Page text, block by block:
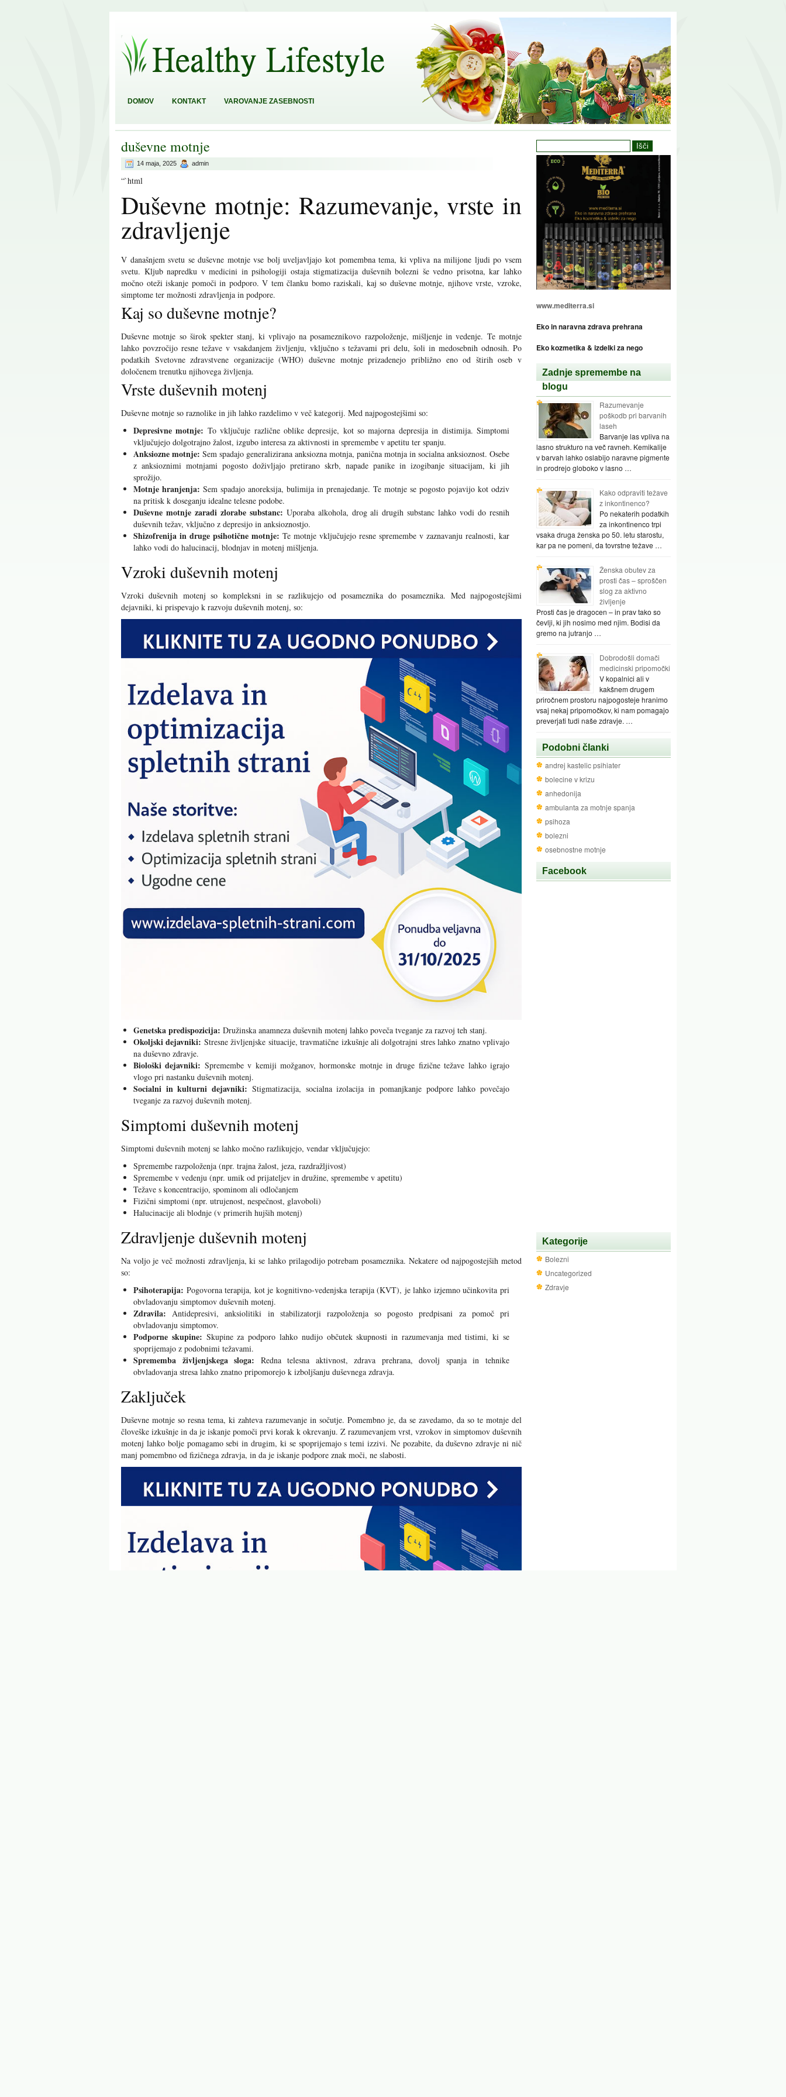
DOMOV KONTAKT VAROVANJE ZASEBNOSTI
duševne motnje
14 maja, 2025 admin
“`html
Duševne motnje: Razumevanje, vrste in
zdravljenje
V današnjem svetu se duševne motnje vse bolj uveljavljajo kot pomembna tema, ki vpliva na milijone ljudi po vsem
svetu. Kljub napredku v medicini in psihologiji ostaja stigmatizacija duševnih bolezni še vedno prisotna, kar lahko
močno oteži iskanje pomoči in podporo. V tem članku bomo raziskali, kaj so duševne motnje, njihove vrste, vzroke,
simptome ter možnosti zdravljenja in podpore.
Kaj so duševne motnje?
Duševne motnje so širok spekter stanj, ki vplivajo na posameznikovo razpoloženje, mišljenje in vedenje. Te motnje
lahko povzročijo resne težave v vsakdanjem življenju, vključno s težavami pri delu, šoli in medosebnih odnosih. Po
podatkih Svetovne zdravstvene organizacije (WHO) duševne motnje prizadenejo približno eno od štirih oseb v
določenem trenutku njihovega življenja.
Vrste duševnih motenj
Duševne motnje so raznolike in jih lahko razdelimo v več kategorij. Med najpogostejšimi so:
Depresivne motnje: To vključuje različne oblike depresije, kot so majorna depresija in distimija. Simptomi
vključujejo dolgotrajno žalost, izgubo interesa za aktivnosti in spremembe v apetitu ter spanju.
Anksiozne motnje: Sem spadajo generalizirana anksiozna motnja, panična motnja in socialna anksioznost. Osebe
z anksioznimi motnjami pogosto doživljajo pretirano skrb, napade panike in izogibanje situacijam, ki jih
sprožijo.
Motnje hranjenja: Sem spadajo anoreksija, bulimija in prenajedanje. Te motnje se pogosto pojavijo kot odziv
na pritisk k doseganju idealne telesne podobe.
Duševne motnje zaradi zlorabe substanc: Uporaba alkohola, drog ali drugih substanc lahko vodi do resnih
duševnih težav, vključno z depresijo in anksioznostjo.
Shizofrenija in druge psihotične motnje: Te motnje vključujejo resne spremembe v zaznavanju realnosti, kar
lahko vodi do halucinacij, blodnjav in motenj mišljenja.
Vzroki duševnih motenj
Vzroki duševnih motenj so kompleksni in se razlikujejo od posameznika do posameznika. Med najpogostejšimi
dejavniki, ki prispevajo k razvoju duševnih motenj, so:
Genetska predispozicija: Družinska anamneza duševnih motenj lahko poveča tveganje za razvoj teh stanj.
Okoljski dejavniki: Stresne življenjske situacije, travmatične izkušnje ali dolgotrajni stres lahko znatno vplivajo
na duševno zdravje.
Biološki dejavniki: Spremembe v kemiji možganov, hormonske motnje in druge fizične težave lahko igrajo
vlogo pri nastanku duševnih motenj.
Socialni in kulturni dejavniki: Stigmatizacija, socialna izolacija in pomanjkanje podpore lahko povečajo
tveganje za razvoj duševnih motenj.
Simptomi duševnih motenj
Simptomi duševnih motenj se lahko močno razlikujejo, vendar vključujejo:
Spremembe razpoloženja (npr. trajna žalost, jeza, razdražljivost)
Spremembe v vedenju (npr. umik od prijateljev in družine, spremembe v apetitu)
Težave s koncentracijo, spominom ali odločanjem
Fizični simptomi (npr. utrujenost, nespečnost, glavoboli)
Halucinacije ali blodnje (v primerih hujših motenj)
Zdravljenje duševnih motenj
Na voljo je več možnosti zdravljenja, ki se lahko prilagodijo potrebam posameznika. Nekatere od najpogostejših metod
so:
Psihoterapija: Pogovorna terapija, kot je kognitivno-vedenjska terapija (KVT), je lahko izjemno učinkovita pri
obvladovanju simptomov duševnih motenj.
Zdravila: Antidepresivi, anksiolitiki in stabilizatorji razpoloženja so pogosto predpisani za pomoč pri
obvladovanju simptomov.
Podporne skupine: Skupine za podporo lahko nudijo občutek skupnosti in razumevanja med tistimi, ki se
spoprijemajo z podobnimi težavami.
Sprememba življenjskega sloga: Redna telesna aktivnost, zdrava prehrana, dovolj spanja in tehnike
obvladovanja stresa lahko znatno pripomorejo k izboljšanju duševnega zdravja.
Zaključek
Duševne motnje so resna tema, ki zahteva razumevanje in sočutje. Pomembno je, da se zavedamo, da so te motnje del
človeške izkušnje in da je iskanje pomoči prvi korak k okrevanju. Z razumevanjem vrst, vzrokov in simptomov duševnih
motenj lahko bolje pomagamo sebi in drugim, ki se spoprijemajo s temi izzivi. Ne pozabite, da duševno zdravje ni nič
manj pomembno od fizičnega zdravja, in da je iskanje podpore znak moči, ne slabosti.
www.mediterra.si
Eko in naravna zdrava prehrana
Eko kozmetika & izdelki za nego
Zadnje spremembe na
blogu
Razumevanje
poškodb pri barvanih
laseh
Barvanje las vpliva na
lasno strukturo na več ravneh. Kemikalije
v barvah lahko oslabijo naravne pigmente
in prodrejo globoko v lasno …
Kako odpraviti težave
z inkontinenco?
Po nekaterih podatkih
za inkontinenco trpi
vsaka druga ženska po 50. letu starostu,
kar pa ne pomeni, da tovrstne težave …
Ženska obutev za
prosti čas – sproščen
slog za aktivno
življenje
Prosti čas je dragocen – in prav tako so
čevlji, ki jih nosimo med njim. Bodisi da
gremo na jutranjo …
Dobrodošli domači
medicinski pripomočki
V kopalnici ali v
kakšnem drugem
priročnem prostoru najpogosteje hranimo
vsaj nekaj pripomočkov, ki nam pomagajo
preverjati tudi naše zdravje. …
Podobni članki
andrej kastelic psihiater
bolecine v krizu
anhedonija
ambulanta za motnje spanja
psihoza
bolezni
osebnostne motnje
Facebook
Kategorije
Bolezni
Uncategorized
Zdravje